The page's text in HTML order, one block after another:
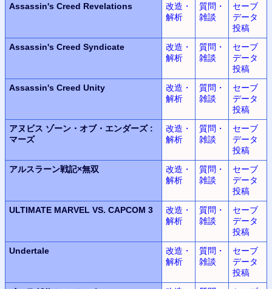
Assassin's Creed Revelations
改造・
解析
質問・
雑談
セーブ
データ
投稿
Assassin's Creed Syndicate
改造・
解析
質問・
雑談
セーブ
データ
投稿
Assassin's Creed Unity
改造・
解析
質問・
雑談
セーブ
データ
投稿
アヌビス ゾーン・オブ・エンダーズ:
マーズ
改造・
解析
質問・
雑談
セーブ
データ
投稿
アルスラーン戦記×無双
改造・
解析
質問・
雑談
セーブ
データ
投稿
ULTIMATE MARVEL VS. CAPCOM 3
改造・
解析
質問・
雑談
セーブ
データ
投稿
Undertale
改造・
解析
質問・
雑談
セーブ
データ
投稿